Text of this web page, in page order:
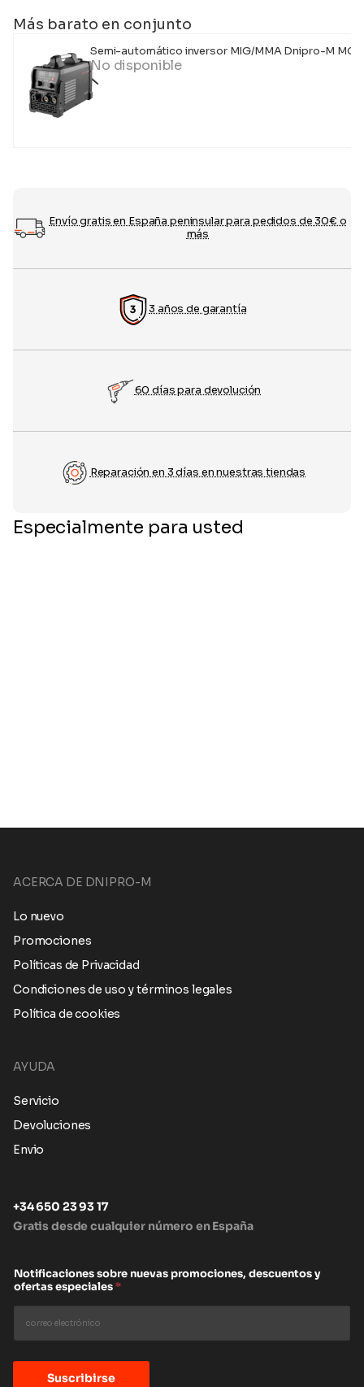
Más barato en conjunto
Semi-automático inversor MIG/MMA Dnipro-M MG-
No disponible
Envío gratis en España peninsular para pedidos de 30€ o
más
3 años de garantía
60 días para devolución
Reparación en 3 días en nuestras tiendas
Especialmente para usted
ACERCA DE DNIPRO-M
Lo nuevo
Promociones
Políticas de Privacidad
Condiciones de uso y términos legales
Política de cookies
AYUDA
Servicio
Devoluciones
Envio
+34 650 23 93 17
Gratis desde cualquier número en España
Notificaciones sobre nuevas promociones, descuentos y
ofertas especiales*
Suscribirse